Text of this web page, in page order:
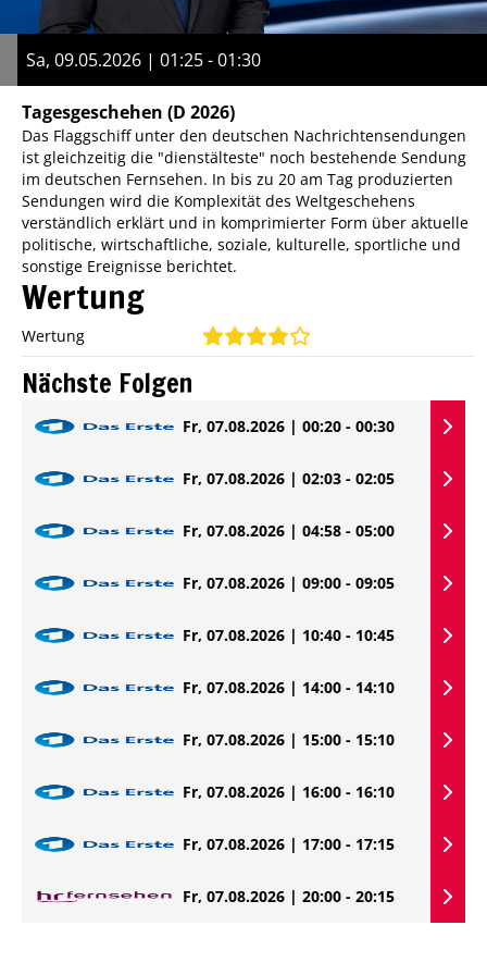
Sa, 09.05.2026 | 01:25 - 01:30
Tagesgeschehen (D 2026)
Das Flaggschiff unter den deutschen Nachrichtensendungen
ist gleichzeitig die "dienstälteste" noch bestehende Sendung
im deutschen Fernsehen. In bis zu 20 am Tag produzierten
Sendungen wird die Komplexität des Weltgeschehens
verständlich erklärt und in komprimierter Form über aktuelle
politische, wirtschaftliche, soziale, kulturelle, sportliche und
sonstige Ereignisse berichtet.
Wertung
Wertung
Nächste Folgen
Fr, 07.08.2026 | 00:20 - 00:30
Fr, 07.08.2026 | 02:03 - 02:05
Fr, 07.08.2026 | 04:58 - 05:00
Fr, 07.08.2026 | 09:00 - 09:05
Fr, 07.08.2026 | 10:40 - 10:45
Fr, 07.08.2026 | 14:00 - 14:10
Fr, 07.08.2026 | 15:00 - 15:10
Fr, 07.08.2026 | 16:00 - 16:10
Fr, 07.08.2026 | 17:00 - 17:15
Fr, 07.08.2026 | 20:00 - 20:15